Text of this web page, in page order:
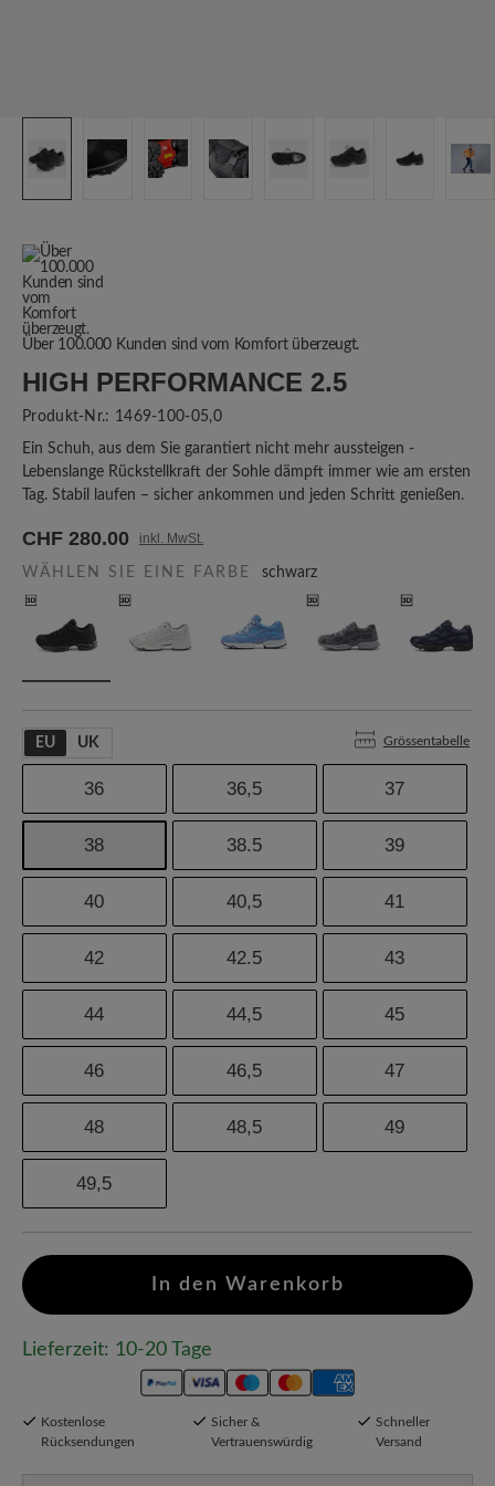
Über 100.000 Kunden sind vom Komfort überzeugt.
HIGH PERFORMANCE 2.5
Produkt-Nr.: 1469-100-05,0
Ein Schuh, aus dem Sie garantiert nicht mehr aussteigen -
Lebenslange Rückstellkraft der Sohle dämpft immer wie am ersten
Tag. Stabil laufen – sicher ankommen und jeden Schritt genießen.
CHF 280.00 inkl. MwSt.
WÄHLEN SIE EINE FARBE schwarz
EU UK Grössentabelle
36 36,5 37
38 38.5 39
40 40,5 41
42 42.5 43
44 44,5 45
46 46,5 47
48 48,5 49
49,5
In den Warenkorb
Lieferzeit: 10-20 Tage
Kostenlose
Rücksendungen
Sicher &
Vertrauenswürdig
Schneller
Versand